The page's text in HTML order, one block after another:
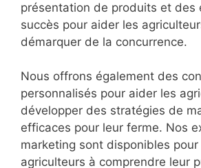
présentation de produits et des
succès pour aider les
démarquer de la concurrence.
Nous offrons également des
personnalisés pour aider les
développer des stratégies de
efficaces pour leur ferme. Nos
marketing sont disponibles
agriculteurs à comprendre leur